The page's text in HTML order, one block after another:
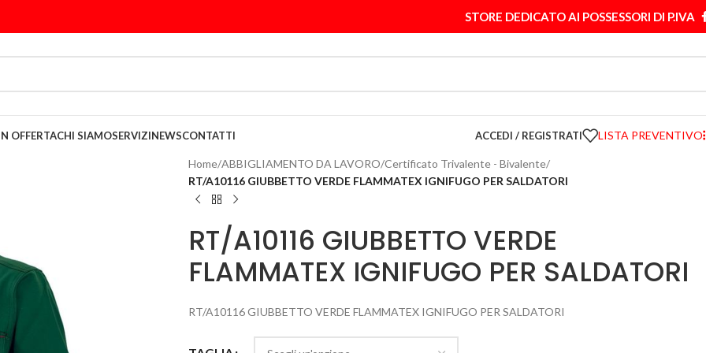
STORE DEDICATO AI POSSESSORI DI P.IVA
OFFERTACHI SIAMOSERVIZINEWSCONTATTI ACCEDI / REGISTRATI LISTA PREVENTIVO
Home/ABBIGLIAMENTO DA LAVORO/Certificato Trivalente - Bivalente/
RT/A10116 GIUBBETTO VERDE FLAMMATEX IGNIFUGO PER SALDATORI
RT/A10116 GIUBBETTO VERDE
FLAMMATEX IGNIFUGO PER SALDATORI
RT/A10116 GIUBBETTO VERDE FLAMMATEX IGNIFUGO PER SALDATORI